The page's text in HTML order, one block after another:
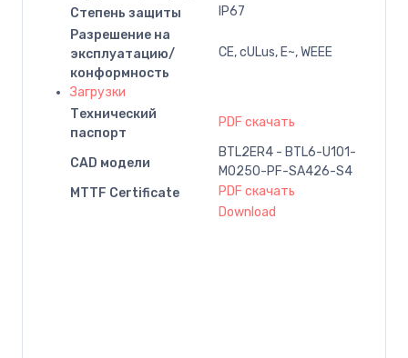
Степень защиты
IP67
Разрешение на
эксплуатацию/
конформность
CE, cULus, E~, WEEE
Загрузки
Технический
паспорт
PDF скачать
CAD модели
BTL2ER4 - BTL6-U101-
M0250-PF-SA426-S4
MTTF Certificate
PDF скачать
Download